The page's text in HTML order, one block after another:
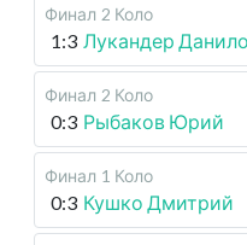
Финал 2 Коло
1:3 Лукандер Данило
Финал 2 Коло
0:3 Рыбаков Юрий
Финал 1 Коло
0:3 Кушко Дмитрий